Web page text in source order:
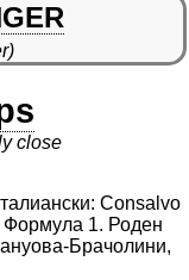
close
Consalvo
Формула 1. Роден
Брачолини,